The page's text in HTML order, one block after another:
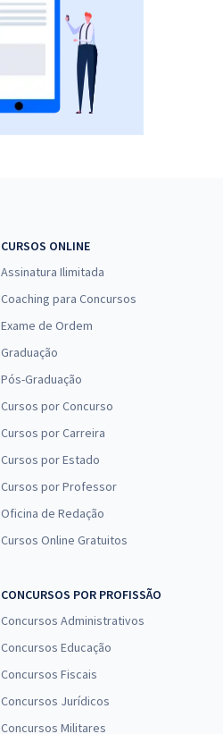
CURSOS ONLINE
Assinatura Ilimitada
Coaching para Concursos
Exame de Ordem
Graduação
Pós-Graduação
Cursos por Concurso
Cursos por Carreira
Cursos por Estado
Cursos por Professor
Oficina de Redação
Cursos Online Gratuitos
CONCURSOS POR PROFISSÃO
Concursos Administrativos
Concursos Educação
Concursos Fiscais
Concursos Jurídicos
Concursos Militares